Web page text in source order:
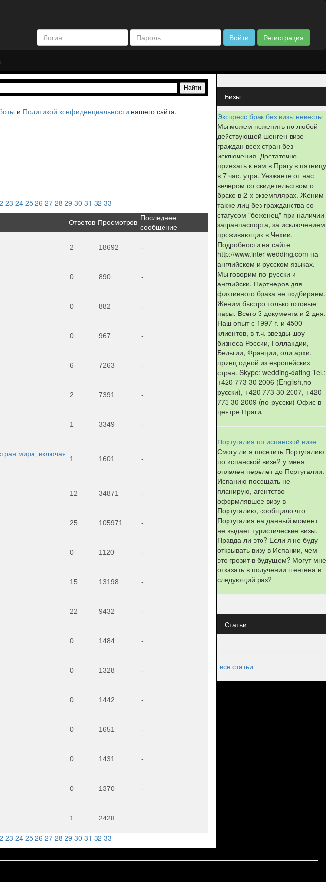
Войти Регистрация
и Политикой конфиденциальности нашего сайта.
23 24 25 26 27 28 29 30 31 32 33
Ответов Просмотров
Последнее
сообщение
2 18692 -
0 890 -
0 882 -
0 967 -
6 7263 -
2 7391 -
1 3349 -
мира, включая
1 1601 -
12 34871 -
25 105971 -
0 1120 -
15 13198 -
22 9432 -
0 1484 -
0 1328 -
0 1442 -
0 1651 -
0 1431 -
0 1370 -
1 2428 -
23 24 25 26 27 28 29 30 31 32 33
Визы
Экспресс брак без визы невесты
Мы можем поженить по любой
действующей шенген-визе
граждан всех стран без
исключения. Достаточно
приехать к нам в Прагу в пятницу
в 7 час. утра. Уезжаете от нас
вечером со свидетельством о
браке в 2-х экземплярах. Женим
также лиц без гражданства со
статусом "беженец" при наличии
загранпаспорта, за исключением
проживающих в Чехии.
Подробности на сайте
http://www.inter-wedding.com на
английском и русском языках.
Мы говорим по-русски и
английски. Партнеров для
фиктивного брака не подбираем.
Женим быстро только готовые
пары. Всего 3 документа и 2 дня.
Наш опыт с 1997 г. и 4500
клиентов, в т.ч. звезды шоу-
бизнеса России, Голландии,
Бельгии, Франции, олигархи,
принц одной из европейских
стран. Skype: wedding-dating Tel.:
+420 773 30 2006 (English,по-
русски), +420 773 30 2007, +420
773 30 2009 (по-русски) Офис в
центре Праги.
Португалия по испанской визе
Смогу ли я посетить Португалию
по испанской визе? у меня
оплачен перелет до Португалии.
Испанию посещать не
планирую, агентство
оформлявшее визу в
Португалию, сообщило что
Португалия на данный момент
не выдает туристические визы.
Правда ли это? Если я не буду
открывать визу в Испании, чем
это грозит в будущем? Могут мне
отказать в получении шенгена в
следующий раз?
Статьи
все статьи